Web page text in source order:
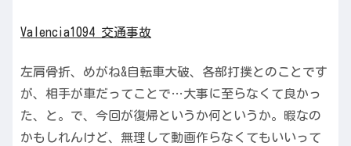
Valencia1094 交通事故
左肩骨折、めがね&自転車大破、各部打撲とのことです
が、相手が車だってことで…大事に至らなくて良かっ
た、と。で、今回が復帰というか何というか。暇なの
かもしれんけど、無理して動画作らなくてもいいって